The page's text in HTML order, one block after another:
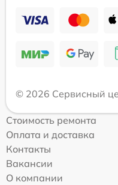
© 2026 Сервисный
Стоимость ремонта
Оплата и доставка
Контакты
Вакансии
О компании